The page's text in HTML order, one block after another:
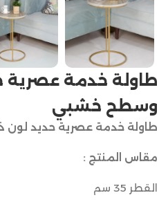
طاولة خدمة عصرية
وسطح خشبي
طاولة خدمة عصرية حديد
مقاس المنتج :
القطر 35 سم